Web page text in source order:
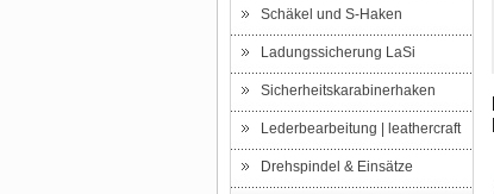
Schäkel und S-Haken
Ladungssicherung LaSi
Sicherheitskarabinerhaken
Lederbearbeitung | leathercraft
Drehspindel & Einsätze